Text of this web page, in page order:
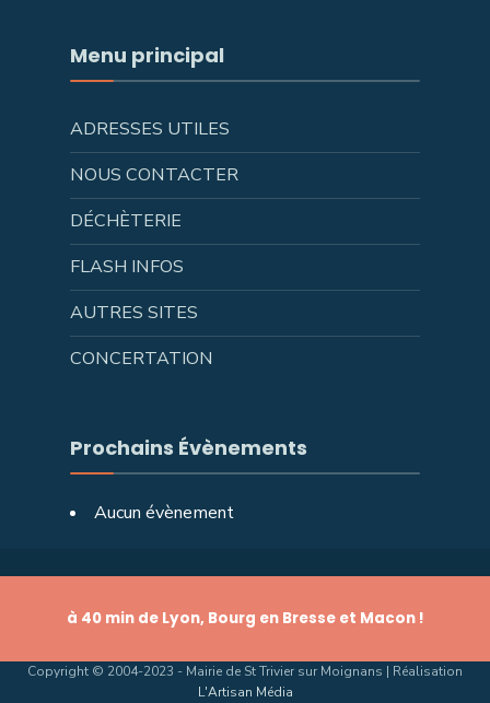
Menu principal
ADRESSES UTILES
NOUS CONTACTER
DÉCHÈTERIE
FLASH INFOS
AUTRES SITES
CONCERTATION
Prochains Évènements
Aucun évènement
à 40 min de Lyon, Bourg en Bresse et Macon !
Copyright © 2004-2023 - Mairie de St Trivier sur Moignans | Réalisation
L'Artisan Média